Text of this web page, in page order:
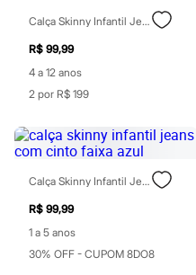
Sawary
Moda esportiva
Acessórios
Blusas
Calçados
Shorts e Bermudas
Tops
Calcinhas
Cintas e Modeladores
Meias
Pijamas
Sutiãs e Tops
Moda praia
Calça Skinny Infantil Jeans Azul
R$ 99,99
4 a 12 anos
2 por R$ 199
Calça Skinny Infantil Jeans Com Cinto Faixa Azul
R$ 99,99
1 a 5 anos
30% OFF - CUPOM 8DO8